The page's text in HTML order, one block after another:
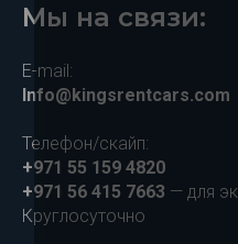
Мы на связи:
E-mail:
Info@kingsrentcars.com
Телефон/скайп:
+971 55 159 4820
+971 56 415 7663 — для
Круглосуточно